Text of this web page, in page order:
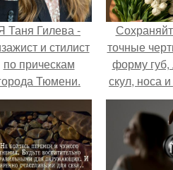
Таня Гилева -
и стилист
по прическам
Тюмени.
точные
форму
скул, носа
глаз.